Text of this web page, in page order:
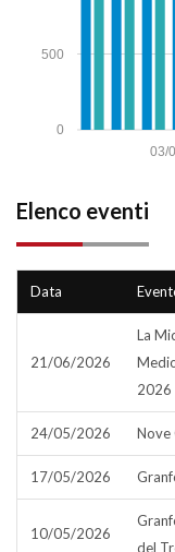
0
500
03/
Elenco eventi
Data
21/06/2026
La
2026
24/05/2026 Nove
17/05/2026
10/05/2026
del